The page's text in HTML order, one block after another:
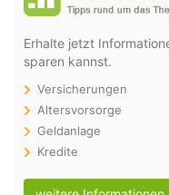
Erhalte jetzt
sparen kannst.
Versicherungen
Altersvorsorge
Geldanlage
Kredite